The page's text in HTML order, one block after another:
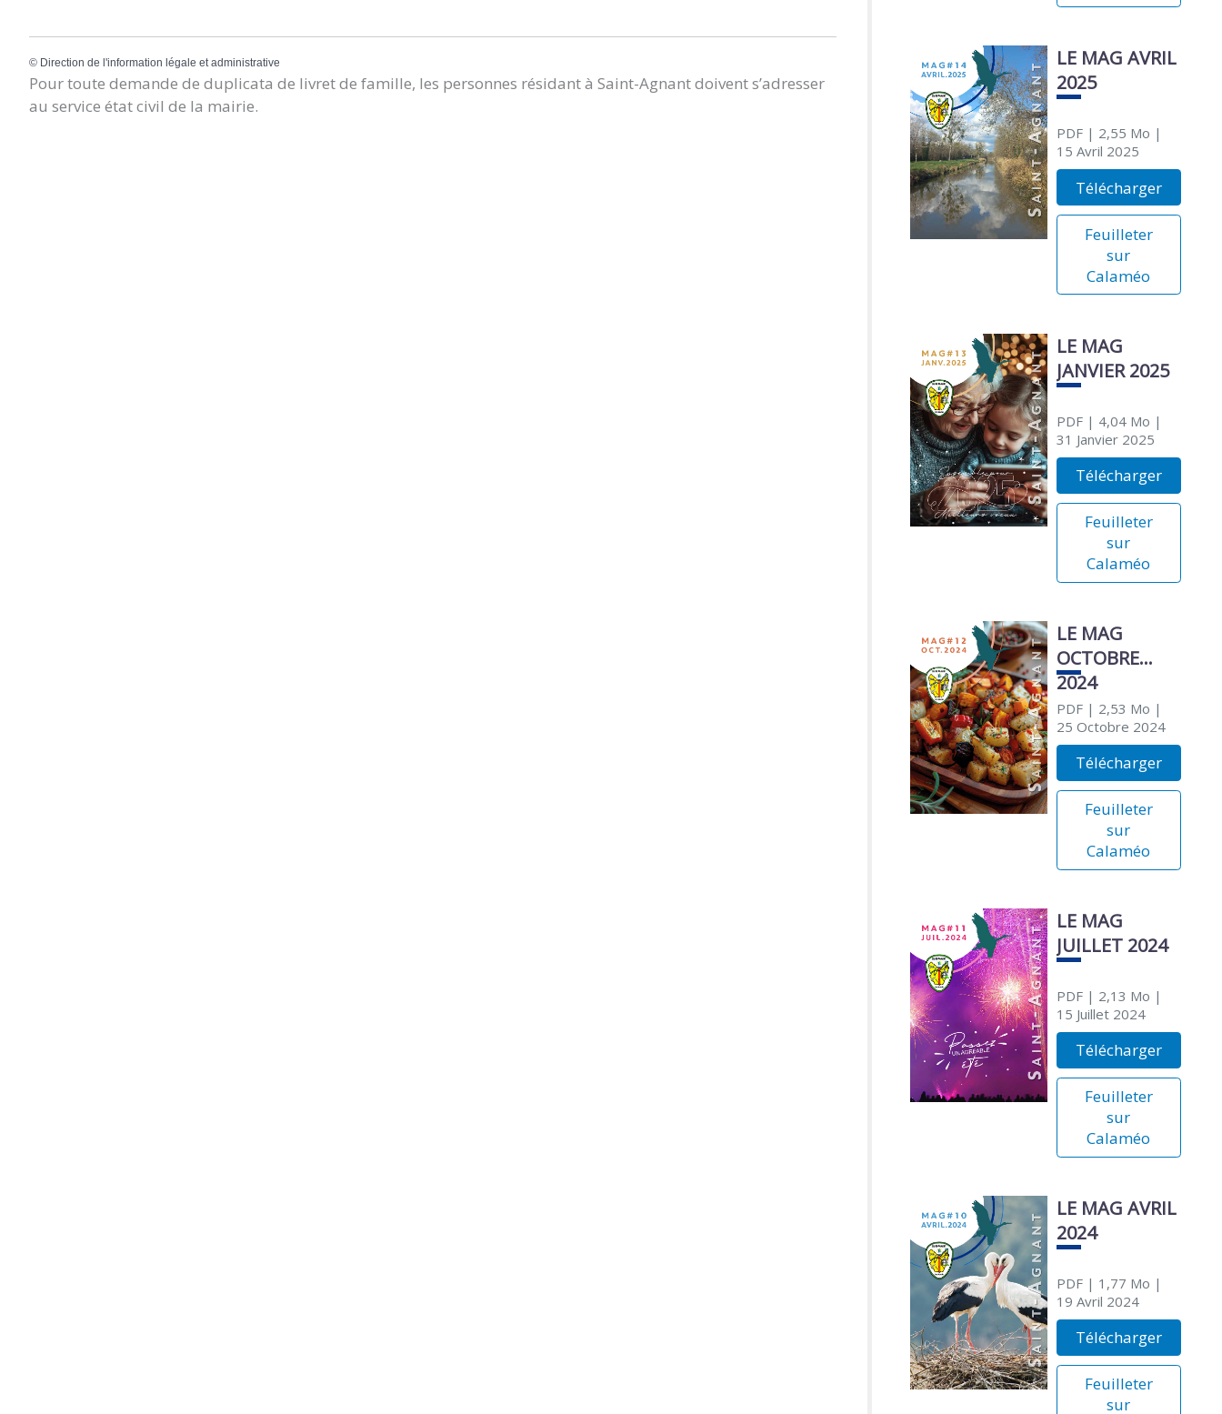
© Direction de l'information légale et administrative
Pour toute demande de duplicata de livret de famille, les personnes résidant à Saint-Agnant doivent s’adresser
au service état civil de la mairie.
LE MAG AVRIL
2025
PDF| 2,55 Mo |
15 Avril 2025
Télécharger
Feuilleter
sur
Calaméo
LE MAG
JANVIER 2025
PDF| 4,04 Mo |
31 Janvier 2025
Télécharger
Feuilleter
sur
Calaméo
LE MAG
OCTOBRE
2024
PDF| 2,53 Mo |
25 Octobre 2024
Télécharger
Feuilleter
sur
Calaméo
LE MAG
JUILLET 2024
PDF| 2,13 Mo |
15 Juillet 2024
Télécharger
Feuilleter
sur
Calaméo
LE MAG AVRIL
2024
PDF| 1,77 Mo |
19 Avril 2024
Télécharger
Feuilleter
sur